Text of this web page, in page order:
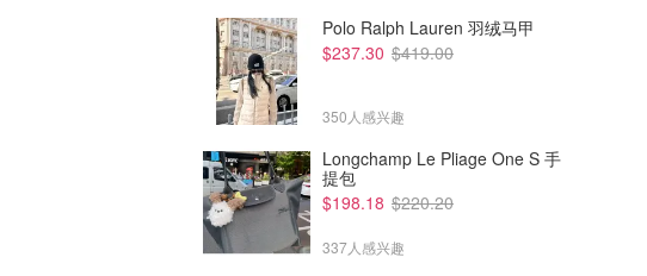
Polo Ralph Lauren 羽绒马甲
$237.30 $419.00
350人感兴趣
Longchamp Le Pliage One S 手
提包
$198.18 $220.20
337人感兴趣